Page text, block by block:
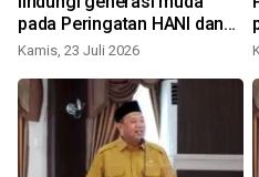
pada Peringatan HANI dan
Hari Anak Nasional 2026
Kamis, 23 Juli 2026